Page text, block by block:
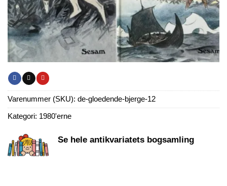
Varenummer (SKU): de-gloedende-bjerge-12
Kategori: 1980'erne
Se hele antikvariatets bogsamling